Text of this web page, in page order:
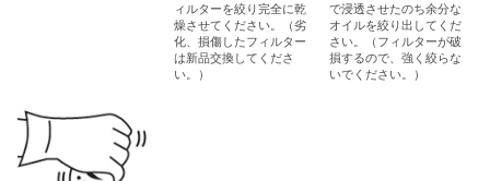
ィルターを絞り完全に乾
燥させてください。（劣
化、損傷したフィルター
は新品交換してくださ
い。）
で浸透させたのち余分な
オイルを絞り出してくだ
さい。（フィルターが破
損するので、強く絞らな
いでください。）